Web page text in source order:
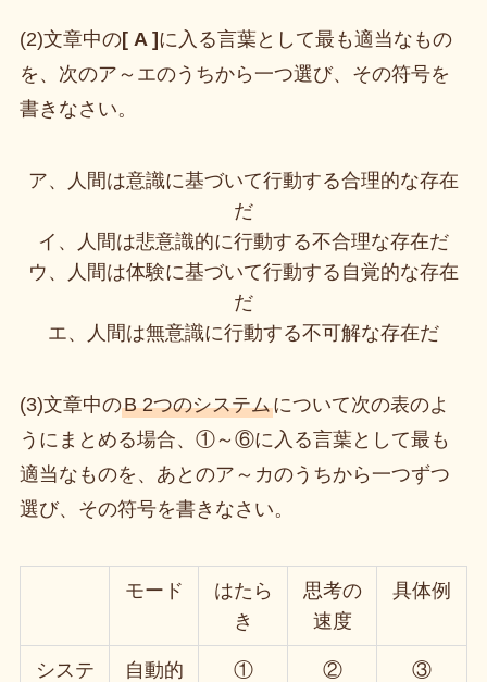
(2)文章中の[ A ] に入る言葉として最も適当なもの
を、次のア～エのうちから一つ選び、その符号を
書きなさい。
ア、人間は意識に基づいて行動する合理的な存在
だ
イ、人間は悲意識的に行動する不合理な存在だ
ウ、人間は体験に基づいて行動する自覚的な存在
だ
エ、人間は無意識に行動する不可解な存在だ
(3)文章中のB 2つのシステムについて次の表のよ
うにまとめる場合、①～⑥に入る言葉として最も
適当なものを、あとのア～カのうちから一つずつ
選び、その符号を書きなさい。
モード
はたら
き
思考の
速度
具体例
システ
自動的
① ② ③